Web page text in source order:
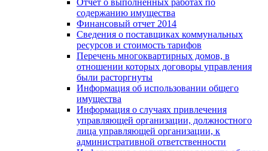
содержанию имущества
Финансовый отчет 2014
Сведения о поставщиках коммунальных
ресурсов и стоимость тарифов
Перечень многоквартирных домов, в
отношении которых договоры управления
были расторгнуты
Информация об использовании общего
имущества
Информация о случаях привлечения
управляющей организации, должностного
лица управляющей организации, к
административной ответственности